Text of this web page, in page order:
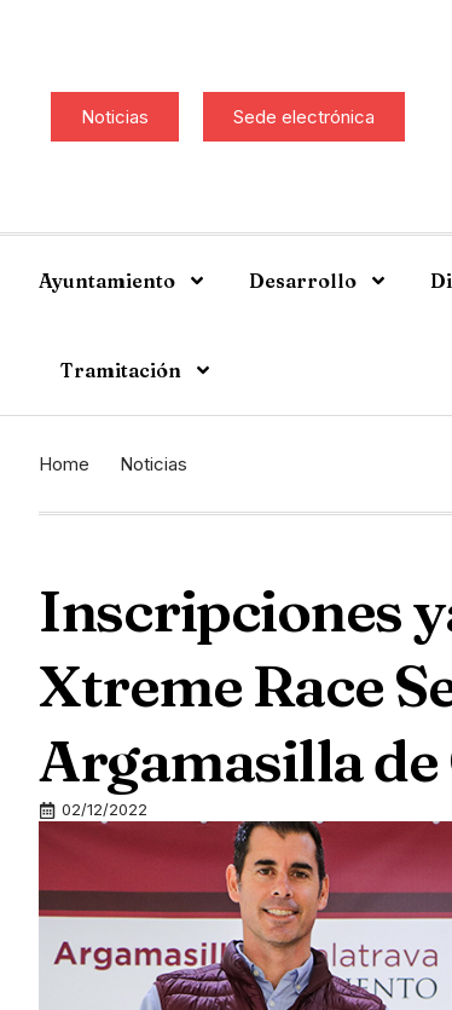
Noticias Sede electrónica
Ayuntamiento Desarrollo
Tramitación
Home Noticias
Inscripciones
Xtreme Race
Argamasilla
02/12/2022